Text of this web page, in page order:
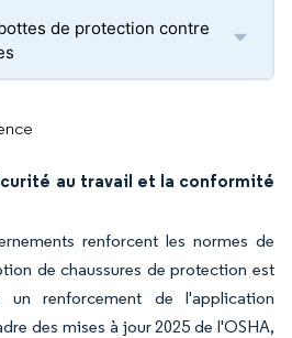
de protection contre
au travail et la conformité
renforcent les normes de
de chaussures de protection est
renforcement de l'application
des mises à jour 2025 de l'OSHA,